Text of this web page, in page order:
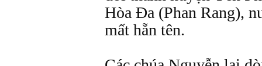
Hòa Đa (Phan Rang),
mất hẵn tên.